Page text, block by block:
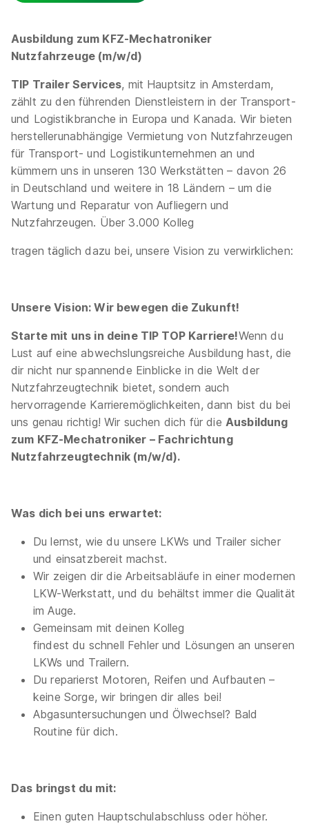
1 Ausbildungsplatz
Ausbildung zum KFZ-Mechatroniker
Germany GmbH
Ähnliche Stellen
Ausbildung Kfz-Mechatroniker:in 2027
69115 Heidelberg
Neu
Kraftfahrzeugmechatroniker (m/w/d)
Schwerpunkt Personenkraftwagen 2027 Stadt
Schwäbisch Hall K.d.ö.R.
01.09.2027
Ausbildung zum KFZ-Mechatroniker
Nutzfahrzeuge (m/w/d)
TIP Trailer Services, mit Hauptsitz in Amsterdam,
zählt zu den führenden Dienstleistern in der Transport-
und Logistikbranche in Europa und Kanada. Wir bieten
herstellerunabhängige Vermietung von Nutzfahrzeugen
für Transport- und Logistikunternehmen an und
kümmern uns in unseren 130 Werkstätten – davon 26
in Deutschland und weitere in 18 Ländern – um die
Wartung und Reparatur von Aufliegern und
Nutzfahrzeugen. Über 3.000 Kolleg
tragen täglich dazu bei, unsere Vision zu verwirklichen:
Unsere Vision: Wir bewegen die Zukunft!
Starte mit uns in deine TIP TOP Karriere!Wenn du
Lust auf eine abwechslungsreiche Ausbildung hast, die
dir nicht nur spannende Einblicke in die Welt der
Nutzfahrzeugtechnik bietet, sondern auch
hervorragende Karrieremöglichkeiten, dann bist du bei
uns genau richtig! Wir suchen dich für die Ausbildung
zum KFZ-Mechatroniker – Fachrichtung
Nutzfahrzeugtechnik (m/w/d).
Was dich bei uns erwartet:
Du lernst, wie du unsere LKWs und Trailer sicher
und einsatzbereit machst.
Wir zeigen dir die Arbeitsabläufe in einer modernen
LKW-Werkstatt, und du behältst immer die Qualität
im Auge.
Gemeinsam mit deinen Kolleg
findest du schnell Fehler und Lösungen an unseren
LKWs und Trailern.
Du reparierst Motoren, Reifen und Aufbauten –
keine Sorge, wir bringen dir alles bei!
Abgasuntersuchungen und Ölwechsel? Bald
Routine für dich.
Das bringst du mit:
Einen guten Hauptschulabschluss oder höher.